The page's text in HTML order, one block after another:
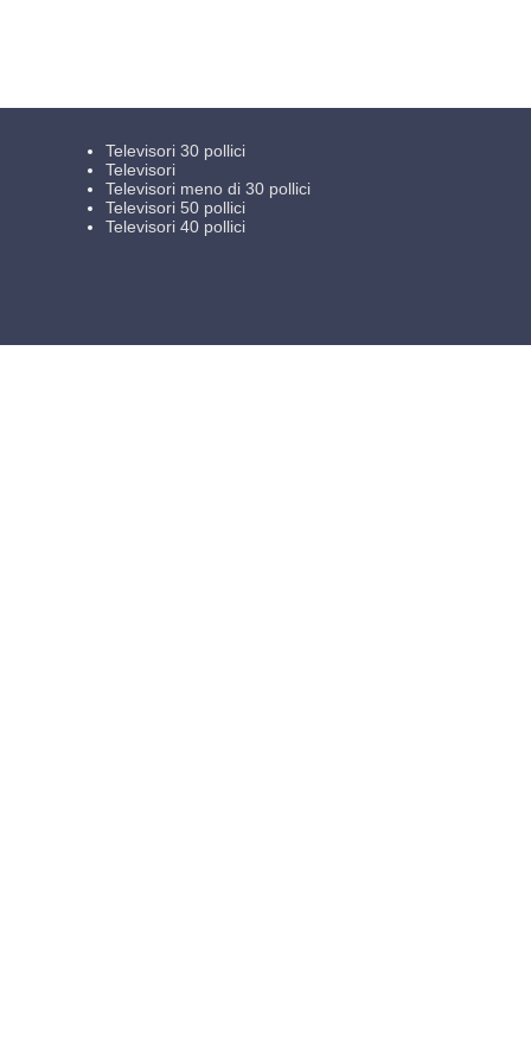
Televisori 30 pollici
Televisori
Televisori meno di 30 pollici
Televisori 50 pollici
Televisori 40 pollici